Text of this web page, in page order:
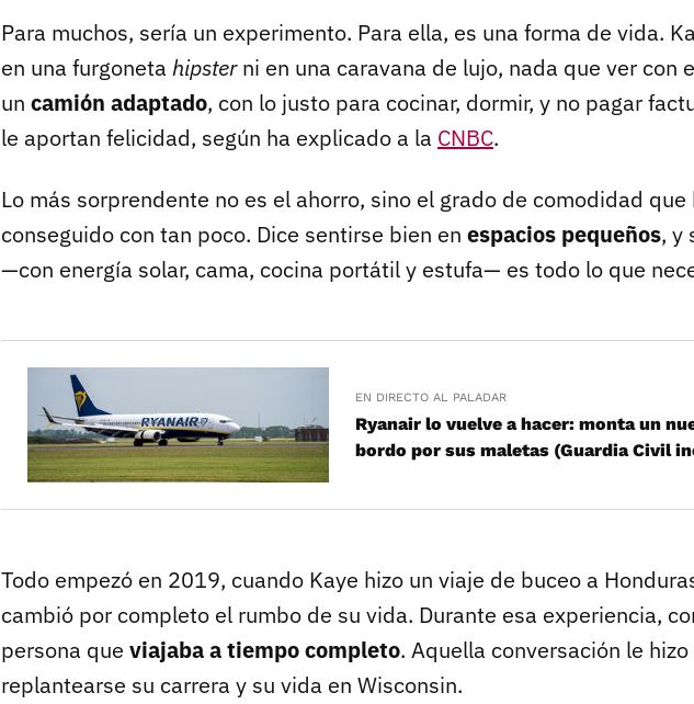
Para muchos, sería un experimento. Para ella, es una forma de vida.
en una furgoneta hipsterni en una caravana de lujo, nada que ver con
un camión adaptado, con lo justo para cocinar, dormir, y no pagar
le aportan felicidad, según ha explicado a la CNBC.
Lo más sorprendente no es el ahorro, sino el grado de comodidad que
conseguido con tan poco. Dice sentirse bien en espacios pequeños, y
—con energía solar, cama, cocina portátil y estufa— es todo lo que
EN DIRECTO AL PALADAR
Ryanair lo vuelve a hacer: monta un
bordo por sus maletas (Guardia Civil
Todo empezó en 2019, cuando Kaye hizo un viaje de buceo a
cambió por completo el rumbo de su vida. Durante esa experiencia,
persona que viajaba a tiempo completo. Aquella conversación le hizo
replantearse su carrera y su vida en Wisconsin.